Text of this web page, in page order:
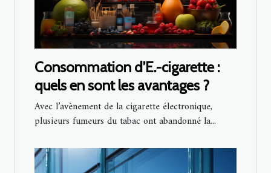
Consommation d’E.-cigarette :
quels en sont les avantages ?
Avec l’avènement de la cigarette électronique,
plusieurs fumeurs du tabac ont abandonné la...